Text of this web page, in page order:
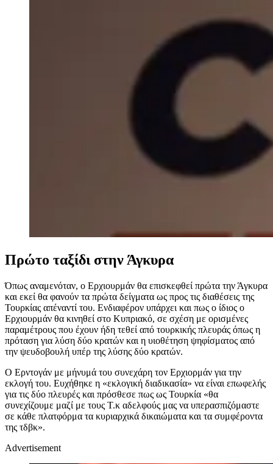
Πρώτο ταξίδι στην Άγκυρα
Όπως αναμενόταν, ο Ερχιουρμάν θα επισκεφθεί πρώτα την Άγκυρα
και εκεί θα φανούν τα πρώτα δείγματα ως προς τις διαθέσεις της
Τουρκίας απέναντί του. Ενδιαφέρον υπάρχει και πως ο ίδιος ο
Ερχιουρμάν θα κινηθεί στο Κυπριακό, σε σχέση με ορισμένες
παραμέτρους που έχουν ήδη τεθεί από τουρκικής πλευράς όπως η
πρόταση για λύση δύο κρατών και η υιοθέτηση ψηφίσματος από
την ψευδοβουλή υπέρ της λύσης δύο κρατών.
Ο Ερντογάν με μήνυμά του συνεχάρη τον Ερχιορμάν για την
εκλογή του. Ευχήθηκε η «εκλογική διαδικασία» να είναι επωφελής
για τις δύο πλευρές και πρόσθεσε πως ως Τουρκία «θα
συνεχίζουμε μαζί με τους Τ.κ αδελφούς μας να υπερασπιζόμαστε
σε κάθε πλατφόρμα τα κυριαρχικά δικαιώματα και τα συμφέροντα
της τδβκ».
Advertisement